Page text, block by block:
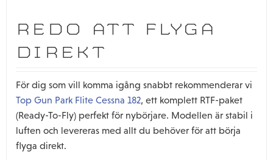
REDO ATT FLYGA
DIREKT
För dig som vill komma igång snabbt rekommenderar vi
Top Gun Park Flite Cessna 182, ett komplett RTF-paket
(Ready-To-Fly) perfekt för nybörjare. Modellen är stabil i
luften och levereras med allt du behöver för att börja
flyga direkt.